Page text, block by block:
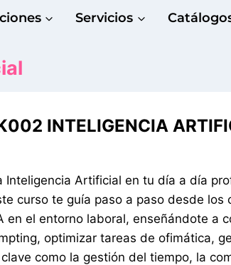
Servicios
INTELIGENCIA
Inteligencia Artificial en tu día a día
curso te guía paso a paso desde
en el entorno laboral, enseñándote a
optimizar tareas de ofimática,
como la gestión del tiempo, la